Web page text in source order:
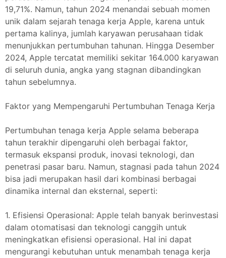
19,71%. Namun, tahun 2024 menandai sebuah momen
unik dalam sejarah tenaga kerja Apple, karena untuk
pertama kalinya, jumlah karyawan perusahaan tidak
menunjukkan pertumbuhan tahunan. Hingga Desember
2024, Apple tercatat memiliki sekitar 164.000 karyawan
di seluruh dunia, angka yang stagnan dibandingkan
tahun sebelumnya.
Faktor yang Mempengaruhi Pertumbuhan Tenaga Kerja
Pertumbuhan tenaga kerja Apple selama beberapa
tahun terakhir dipengaruhi oleh berbagai faktor,
termasuk ekspansi produk, inovasi teknologi, dan
penetrasi pasar baru. Namun, stagnasi pada tahun 2024
bisa jadi merupakan hasil dari kombinasi berbagai
dinamika internal dan eksternal, seperti:
1. Efisiensi Operasional: Apple telah banyak berinvestasi
dalam otomatisasi dan teknologi canggih untuk
meningkatkan efisiensi operasional. Hal ini dapat
mengurangi kebutuhan untuk menambah tenaga kerja